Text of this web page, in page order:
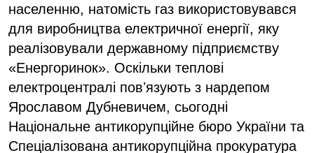
населенню, натомість газ використовувався
для виробництва електричної енергії, яку
реалізовували державному підприємству
«Енергоринок». Оскільки теплові
електроцентралі повʼязують з нардепом
Ярославом Дубневичем, сьогодні
Національне антикорупційне бюро України та
Спеціалізована антикорупційна прокуратура